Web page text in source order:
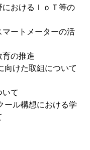
おけるＩｏＴ等の
ートメーターの活
の推進
向けた取組について
いて
ール構想における学